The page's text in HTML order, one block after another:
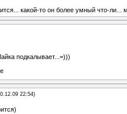
какой-то он более умный что-ли...
подкалывает...=)))
22:54)